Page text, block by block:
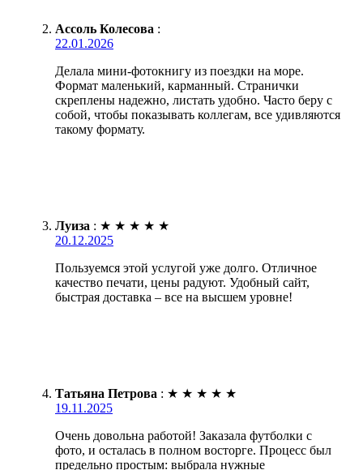
Ассоль Колесова :
22.01.2026
Делала мини-фотокнигу из поездки на море.
Формат маленький, карманный. Странички
скреплены надежно, листать удобно. Часто беру с
собой, чтобы показывать коллегам, все удивляются
такому формату.
Луиза : ★ ★ ★ ★ ★
20.12.2025
Пользуемся этой услугой уже долго. Отличное
качество печати, цены радуют. Удобный сайт,
быстрая доставка – все на высшем уровне!
Татьяна Петрова : ★ ★ ★ ★ ★
19.11.2025
Очень довольна работой! Заказала футболки с
фото, и осталась в полном восторге. Процесс был
предельно простым: выбрала нужные